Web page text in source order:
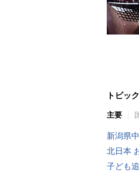
トピッ
主要
新潟県
北日本
子ども